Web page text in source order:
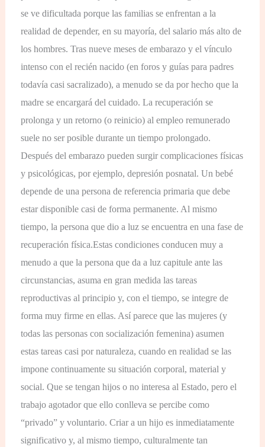
se ve dificultada porque las familias se enfrentan a la
realidad de depender, en su mayoría, del salario más alto de
los hombres. Tras nueve meses de embarazo y el vínculo
intenso con el recién nacido (en foros y guías para padres
todavía casi sacralizado), a menudo se da por hecho que la
madre se encargará del cuidado. La recuperación se
prolonga y un retorno (o reinicio) al empleo remunerado
suele no ser posible durante un tiempo prolongado.
Después del embarazo pueden surgir complicaciones físicas
y psicológicas, por ejemplo, depresión posnatal. Un bebé
depende de una persona de referencia primaria que debe
estar disponible casi de forma permanente. Al mismo
tiempo, la persona que dio a luz se encuentra en una fase de
recuperación física.Estas condiciones conducen muy a
menudo a que la persona que da a luz capitule ante las
circunstancias, asuma en gran medida las tareas
reproductivas al principio y, con el tiempo, se integre de
forma muy firme en ellas. Así parece que las mujeres (y
todas las personas con socialización femenina) asumen
estas tareas casi por naturaleza, cuando en realidad se las
impone continuamente su situación corporal, material y
social. Que se tengan hijos o no interesa al Estado, pero el
trabajo agotador que ello conlleva se percibe como
“privado” y voluntario. Criar a un hijo es inmediatamente
significativo y, al mismo tiempo, culturalmente tan